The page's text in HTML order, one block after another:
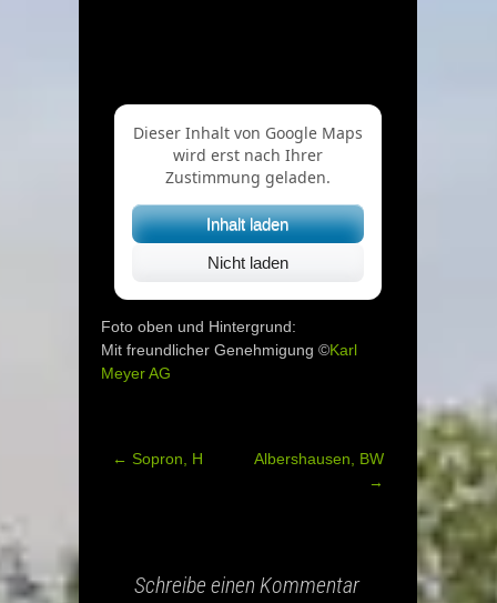
Dieser Inhalt von Google Maps
wird erst nach Ihrer
Zustimmung geladen.
Inhalt laden
Nicht laden
Foto oben und Hintergrund:
Mit freundlicher Genehmigung ©Karl
Meyer AG
Post
← Sopron, H
Albershausen, BW
→
Schreibe einen Kommentar